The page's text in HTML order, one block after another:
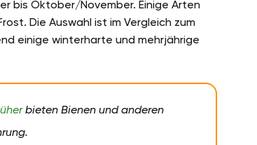
bis Oktober/November. Einige Arten
Die Auswahl ist im Vergleich zum
einige winterharte und mehrjährige
bieten Bienen und anderen